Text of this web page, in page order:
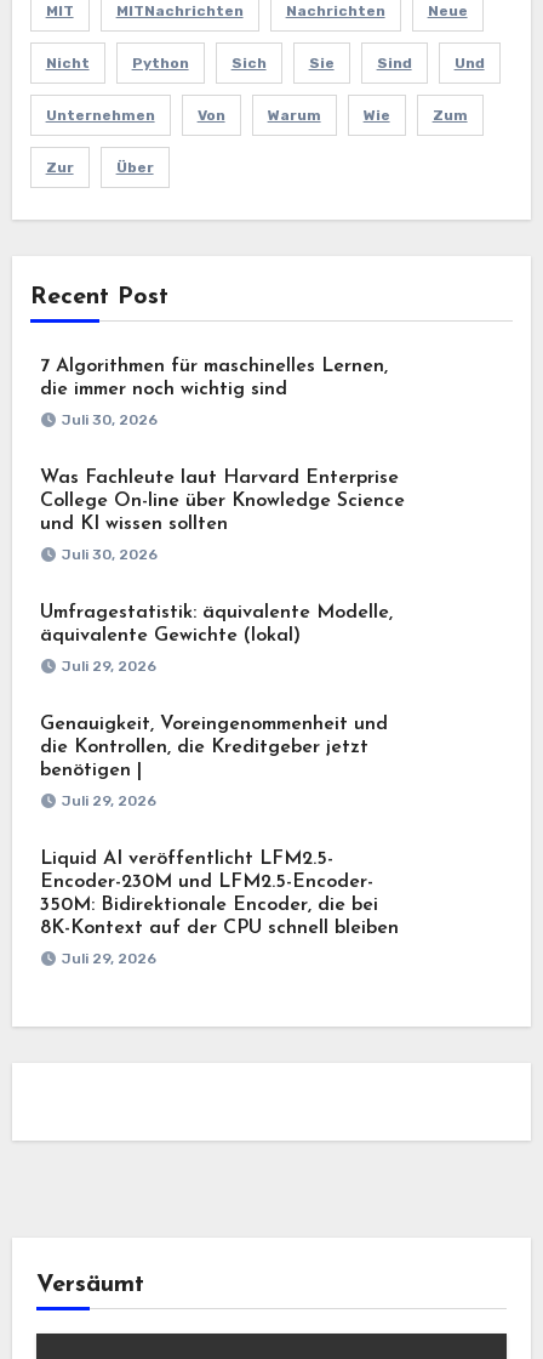
MIT MITNachrichten Nachrichten Neue
Nicht Python Sich Sie Sind Und
Unternehmen Von Warum Wie Zum
Zur Über
Recent Post
7 Algorithmen für maschinelles Lernen,
die immer noch wichtig sind
Juli 30, 2026
Was Fachleute laut Harvard Enterprise
College On-line über Knowledge Science
und KI wissen sollten
Juli 30, 2026
Umfragestatistik: äquivalente Modelle,
äquivalente Gewichte (lokal)
Juli 29, 2026
Genauigkeit, Voreingenommenheit und
die Kontrollen, die Kreditgeber jetzt
benötigen |
Juli 29, 2026
Liquid AI veröffentlicht LFM2.5-
Encoder-230M und LFM2.5-Encoder-
350M: Bidirektionale Encoder, die bei
8K-Kontext auf der CPU schnell bleiben
Juli 29, 2026
Versäumt